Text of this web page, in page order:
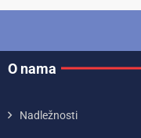
O nama
Nadležnosti